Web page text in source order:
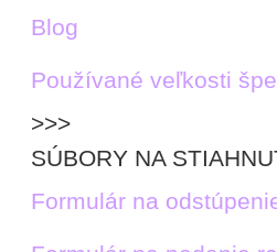
Blog
Používané veľkosti
>>>
SÚBORY NA
Formulár na